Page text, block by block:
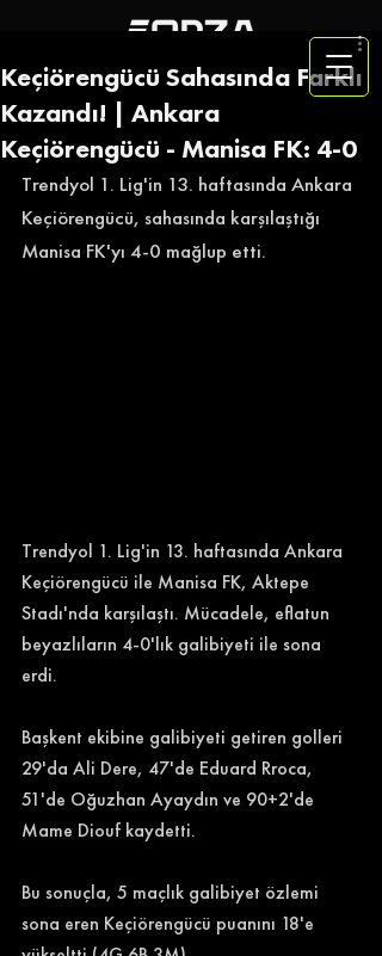
Keçiörengücü Sahasında Farklı
Kazandı! | Ankara
Keçiörengücü - Manisa FK: 4-0
Trendyol 1. Lig'in 13. haftasında Ankara
Keçiörengücü, sahasında karşılaştığı
Manisa FK'yı 4-0 mağlup etti.
Trendyol 1. Lig'in 13. haftasında Ankara
Keçiörengücü ile Manisa FK, Aktepe
Stadı'nda karşılaştı. Mücadele, eflatun
beyazlıların 4-0'lık galibiyeti ile sona
erdi.
Başkent ekibine galibiyeti getiren golleri
29'da Ali Dere, 47'de Eduard Rroca,
51'de Oğuzhan Ayaydın ve 90+2'de
Mame Diouf kaydetti.
Bu sonuçla, 5 maçlık galibiyet özlemi
sona eren Keçiörengücü puanını 18'e